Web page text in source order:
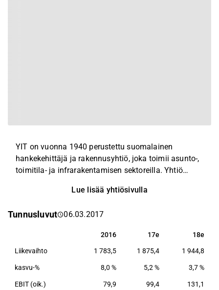
YIT on vuonna 1940 perustettu suomalainen
hankekehittäjä ja rakennusyhtiö, joka toimii asunto-,
toimitila- ja infrarakentamisen sektoreilla. Yhtiö
Euroopan maissa.Lue lisää yhtiösivulla
Tunnusluvut 06.03.2017
2016 17e 18e
2016 17e 18e
Liikevaihto 1 783,5 1 875,4 1 944,8
kasvu-% 8,0 % 5,2 % 3,7 %
EBIT (oik.) 79,9 99,4 131,1